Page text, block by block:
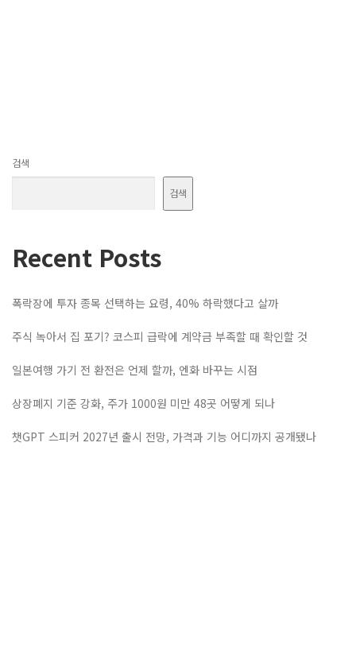
검색
검색
Recent Posts
폭락장에 투자 종목 선택하는 요령, 40% 하락했다고 살까
주식 녹아서 집 포기? 코스피 급락에 계약금 부족할 때 확인할 것
일본여행 가기 전 환전은 언제 할까, 엔화 바꾸는 시점
상장폐지 기준 강화, 주가 1000원 미만 48곳 어떻게 되나
챗GPT 스피커 2027년 출시 전망, 가격과 기능 어디까지 공개됐나